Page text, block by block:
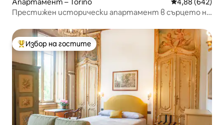
Престижен исторически апартамент в сърцето на
Най-популярен избор на гостите
Избор на гостите